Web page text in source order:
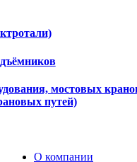
мостовых
путей)
О компании